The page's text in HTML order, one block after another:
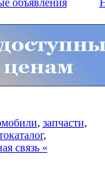
, запчасти,
,
связь «